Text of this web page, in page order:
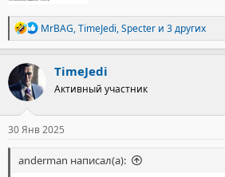
Р
е
а
и
:
MrBAG,TimeJedi,Specter и 3 других
TimeJedi
Активный участник
30 Янв 2025
anderman написал(а):